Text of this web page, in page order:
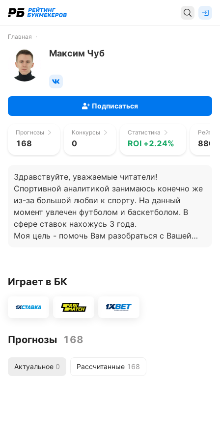
Главная
Максим Чуб
Подписаться
Прогнозы
168
Конкурсы
0
Статистика
ROI +2.24% 880
Здравствуйте, уважаемые читатели!
Спортивной аналитикой занимаюсь конечно же
из-за большой любви к спорту. На данный
момент увлечен футболом и баскетболом. В
сфере ставок нахожусь 3 года.
Моя цель - помочь Вам разобраться с Вашей
удовольствием делюсь своими прогнозами на
Играет в БК
Прогнозы 168
Актуальное 0 Рассчитанные 168